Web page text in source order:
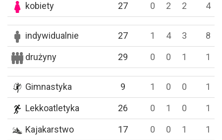
kobiety 27 0 2 2 4
indywidualnie 27 1 4 3 8
drużyny 29 0 0 1 1
Gimnastyka 9 1 0 0 1
Lekkoatletyka 26 0 1 0 1
Kajakarstwo 17 0 0 1 1